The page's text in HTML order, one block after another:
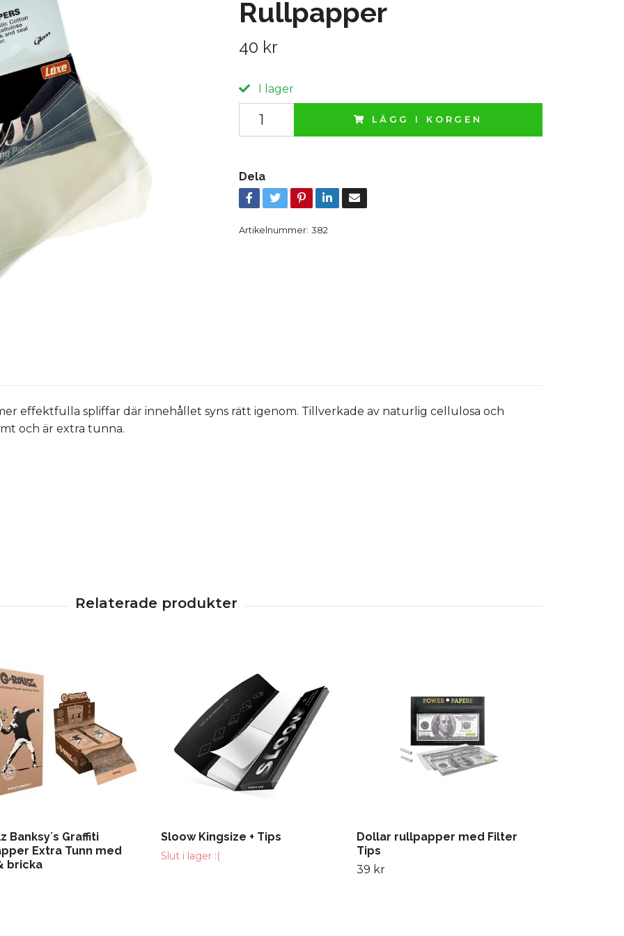
Rullpapper
40 kr
I lager
LÄGG I KORGEN
Dela
Artikelnummer: 382
effektfulla spliffar där innehållet syns rätt igenom. Tillverkade av naturlig cellulosa och
och är extra tunna.
Banksy´s Graffiti
Extra Tunn med
bricka
Sloow Kingsize + Tips
Slut i lager :(
Dollar rullpapper med Filter
Tips
39 kr